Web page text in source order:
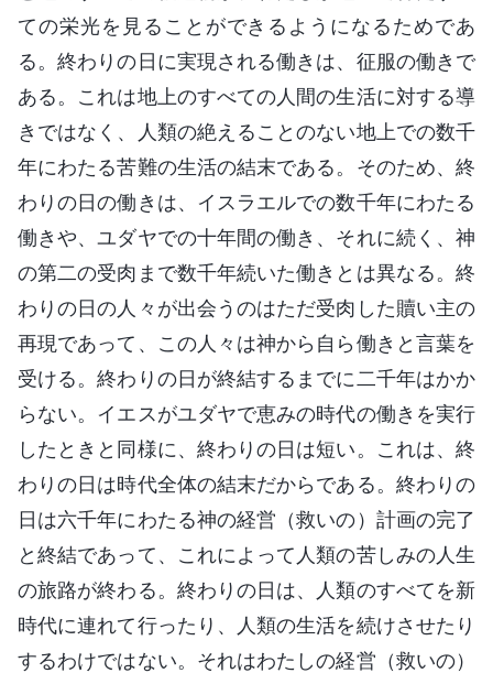
ての栄光を見ることができるようになるためであ
る。終わりの日に実現される働きは、征服の働きで
ある。これは地上のすべての人間の生活に対する導
きではなく、人類の絶えることのない地上での数千
年にわたる苦難の生活の結末である。そのため、終
わりの日の働きは、イスラエルでの数千年にわたる
働きや、ユダヤでの十年間の働き、それに続く、神
の第二の受肉まで数千年続いた働きとは異なる。終
わりの日の人々が出会うのはただ受肉した贖い主の
再現であって、この人々は神から自ら働きと言葉を
受ける。終わりの日が終結するまでに二千年はかか
らない。イエスがユダヤで恵みの時代の働きを実行
したときと同様に、終わりの日は短い。これは、終
わりの日は時代全体の結末だからである。終わりの
日は六千年にわたる神の経営（救いの）計画の完了
と終結であって、これによって人類の苦しみの人生
の旅路が終わる。終わりの日は、人類のすべてを新
時代に連れて行ったり、人類の生活を続けさせたり
するわけではない。それはわたしの経営（救いの）